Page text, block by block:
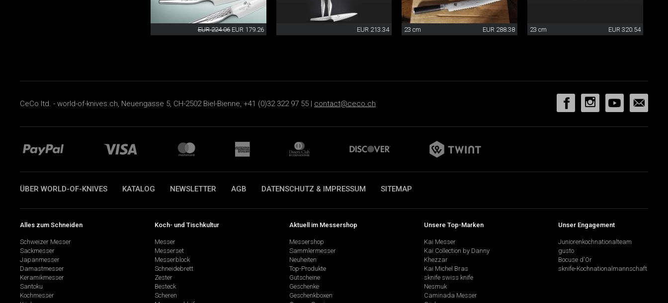
EUR 224.06 EUR 179.26 EUR 213.34 23 cm EUR 288.38 23 cm EUR 320.54
CeCo ltd. - world-of-knives.ch, Neuengasse 5, CH-2502 Biel-Bienne, +41 (0)32 322 97 55 | contact@ceco.ch
ÜBER WORLD-OF-KNIVES KATALOG NEWSLETTER AGB DATENSCHUTZ & IMPRESSUM SITEMAP
Alles zum Schneiden
Schweizer Messer
Sackmesser
Japanmesser
Damastmesser
Keramikmesser
Santoku
Kochmesser
Koch- und Tischkultur
Messer
Messerset
Messerblock
Schneidebrett
Zester
Besteck
Scheren
Aktuell im Messershop
Messershop
Sammlermesser
Neuheiten
Top-Produkte
Gutscheine
Geschenke
Geschenkboxen
Unsere Top-Marken
Kai Messer
Kai Collection by Danny
Khezzar
Kai Michel Bras
sknife swiss knife
Nesmuk
Caminada Messer
Unser Engagement
Juniorenkochnationalteam
gusto
Bocuse d'Or
sknife-Kochnationalmannschaft